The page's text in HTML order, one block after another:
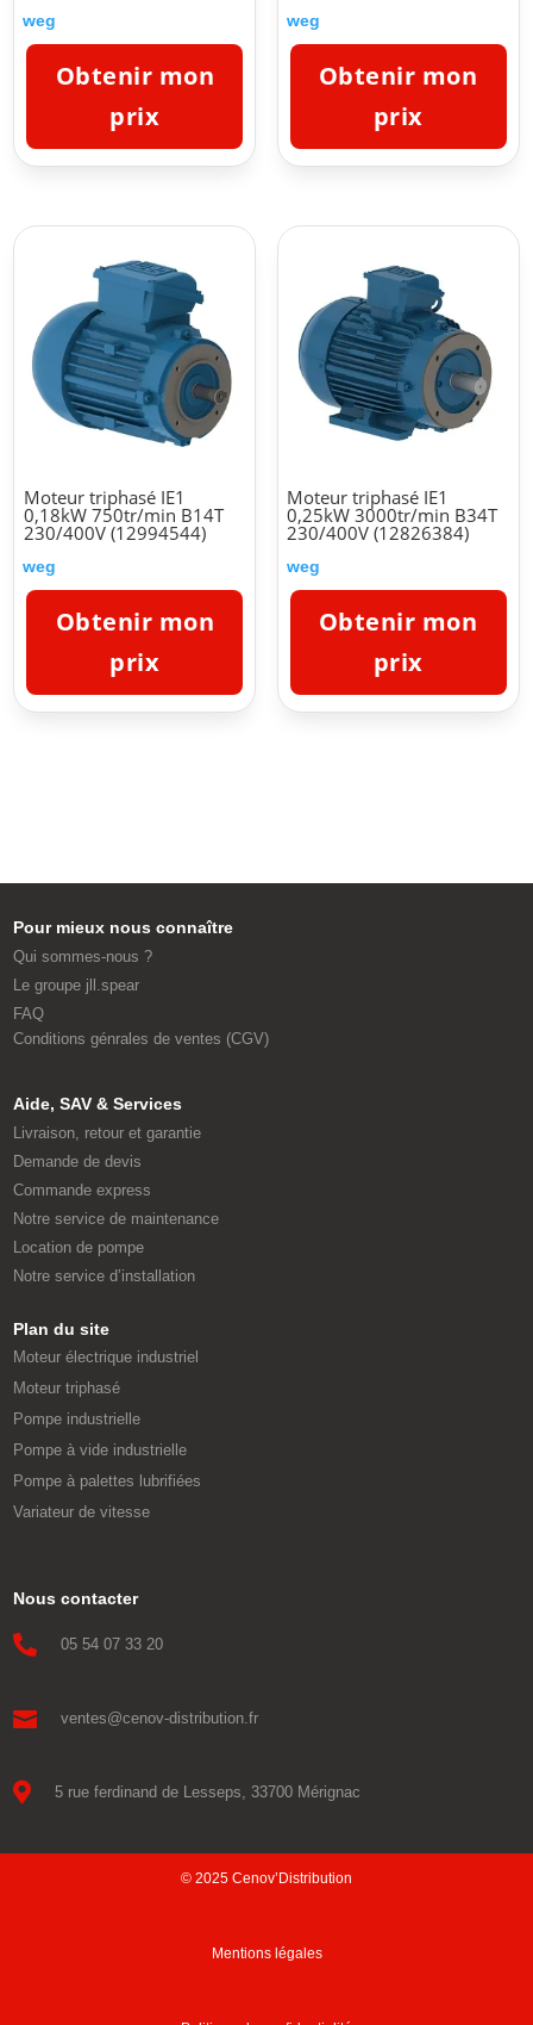
weg
Obtenir mon
prix
weg
Obtenir mon
prix
Moteur triphasé IE1
0,18kW 750tr/min B14T
230/400V (12994544)
weg
Obtenir mon
prix
Moteur triphasé IE1
0,25kW 3000tr/min B34T
230/400V (12826384)
weg
Obtenir mon
prix
Pour mieux nous connaître
Qui sommes-nous ?
Le groupe jll.spear
FAQ
Conditions génrales de ventes (CGV)
Aide, SAV & Services
Livraison, retour et garantie
Demande de devis
Commande express
Notre service de maintenance
Location de pompe
Notre service d’installation
Plan du site
Moteur électrique industriel
Moteur triphasé
Pompe industrielle
Pompe à vide industrielle
Pompe à palettes lubrifiées
Variateur de vitesse
Nous contacter
 05 54 07 33 20
 ventes@cenov-distribution.fr
 5 rue ferdinand de Lesseps, 33700 Mérignac
© 2025 Cenov’Distribution
Mentions légales